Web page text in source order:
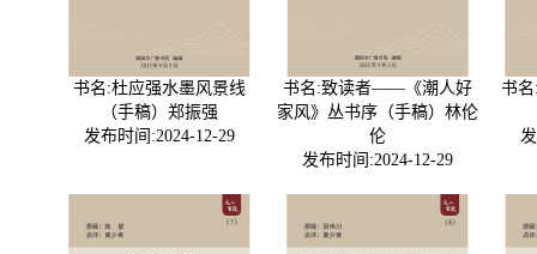
书名:杜应强水墨风景线
（手稿）郑振强
发布时间:2024-12-29
书名:致读者——《潮人好
家风》丛书序（手稿）林伦
伦
发布时间:2024-12-29
书